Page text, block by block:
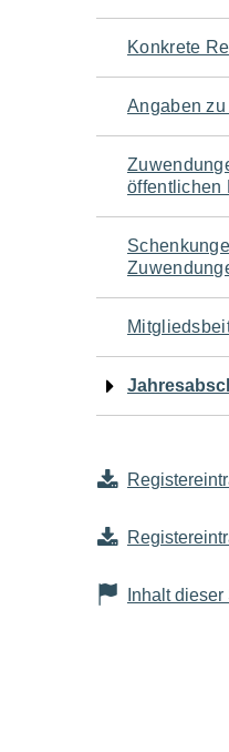
Konkrete
Angaben zu
öffentlichen
Inhalt